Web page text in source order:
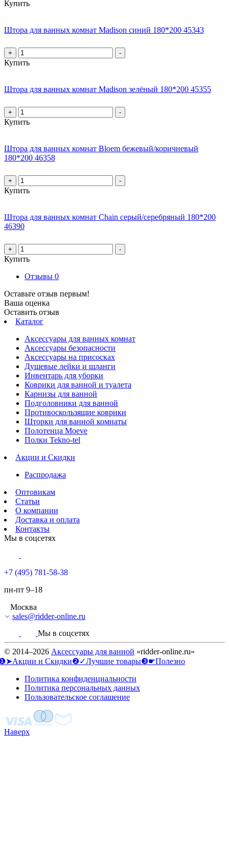
Купить
Штора для ванных комнат Madison синий 180*200 45343
+ -
Купить
Штора для ванных комнат Madison зелёный 180*200 45355
+ -
Купить
Штора для ванных комнат Bloem бежевый/коричневый
180*200 46358
+ -
Купить
Штора для ванных комнат Chain серый/серебряный 180*200
46390
+ -
Купить
Отзывы 0
Оставьте отзыв первым!
Ваша оценка
Оставить отзыв
Каталог
Аксессуары для ванных комнат
Аксессуары безопасности
Аксессуары на присосках
Душевые лейки и шланги
Инвентарь для уборки
Коврики для ванной и туалета
Карнизы для ванной
Подголовники для ванной
Противоскользящие коврики
Шторки для ванной комнаты
Полотенца Moeve
Полки Tekno-tel
Акции и Скидки
Распродажа
Оптовикам
Статьи
О компании
Доставка и оплата
Контакты
Мы в соцсетях
+7 (495) 781-58-38
пн-пт 9–18
Москва
sales@ridder-online.ru
Мы в соцсетях
© 2014–2026 Аксессуары для ванной «ridder-online.ru»
и Скидки❷✓Лучшие товары❸☛Полезно
Политика конфиденциальности
Политика персональных данных
Пользовательское соглашение
Наверх